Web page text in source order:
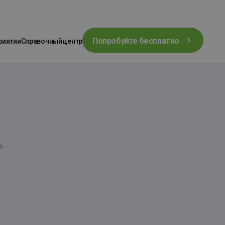
Справочный центр Попробуйте бесплатно